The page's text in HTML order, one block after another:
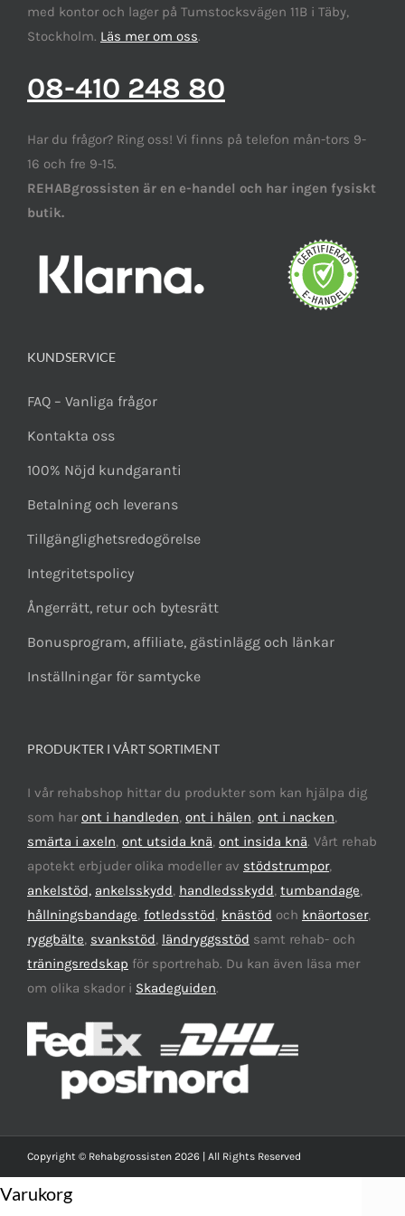
med kontor och lager på Tumstocksvägen 11B i Täby,
Stockholm. Läs mer om oss.
08-410 248 80
Har du frågor? Ring oss! Vi finns på telefon mån-tors 9-
16 och fre 9-15.
REHABgrossisten är en e-handel och har ingen fysiskt
butik.
KUNDSERVICE
FAQ – Vanliga frågor
Kontakta oss
100% Nöjd kundgaranti
Betalning och leverans
Tillgänglighetsredogörelse
Integritetspolicy
Ångerrätt, retur och bytesrätt
Bonusprogram, affiliate, gästinlägg och länkar
Inställningar för samtycke
PRODUKTER I VÅRT SORTIMENT
I vår rehabshop hittar du produkter som kan hjälpa dig
som haront i handleden, ont i hälen, ont i nacken,
smärta i axeln, ont utsida knä, ont insida knä. Vårt rehab
apotekt erbjuder olika modeller av stödstrumpor,
ankelstöd, ankelsskydd, handledsskydd, tumbandage,
hållningsbandage, fotledsstöd, knästöd och knäortoser,
ryggbälte, svankstöd, ländryggsstöd samt rehab- och
träningsredskap för sportrehab. Du kan även läsa mer
om olika skador i Skadeguiden.
Copyright © Rehabgrossisten 2026 | All Rights Reserved
Varukorg